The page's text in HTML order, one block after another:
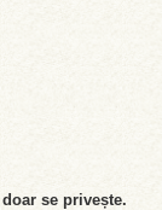
se privește.